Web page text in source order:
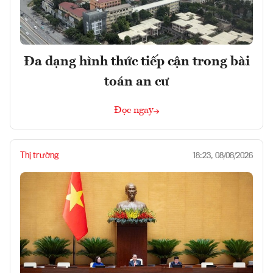
Đa dạng hình thức tiếp cận trong bài
toán an cư
Đọc ngay
Thị trường 18:23, 08/08/2026